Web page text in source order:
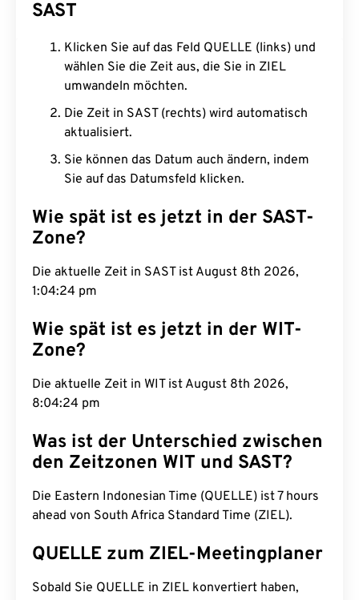
SAST
Klicken Sie auf das Feld QUELLE (links) und
wählen Sie die Zeit aus, die Sie in ZIEL
umwandeln möchten.
Die Zeit in SAST (rechts) wird automatisch
aktualisiert.
Sie können das Datum auch ändern, indem
Sie auf das Datumsfeld klicken.
Wie spät ist es jetzt in der SAST-
Zone?
Die aktuelle Zeit in SAST ist August 8th 2026,
1:04:25 pm
Wie spät ist es jetzt in der WIT-
Zone?
Die aktuelle Zeit in WIT ist August 8th 2026,
8:04:25 pm
Was ist der Unterschied zwischen
den Zeitzonen WIT und SAST?
Die Eastern Indonesian Time (QUELLE) ist 7 hours
ahead von South Africa Standard Time (ZIEL).
QUELLE zum ZIEL-Meetingplaner
Sobald Sie QUELLE in ZIEL konvertiert haben,